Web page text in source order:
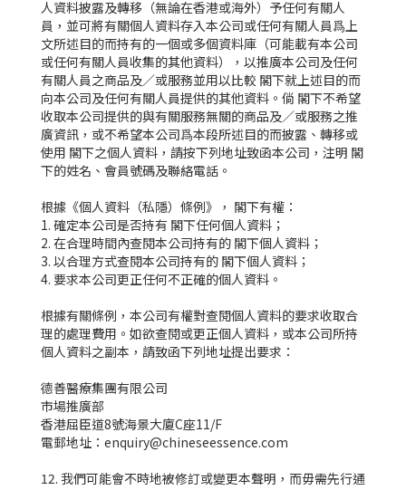
人資料披露及轉移（無論在香港或海外）予任何有關人
員，並可將有關個人資料存入本公司或任何有關人員爲上
文所述目的而持有的一個或多個資料庫（可能載有本公司
或任何有關人員收集的其他資料），以推廣本公司及任何
有關人員之商品及／或服務並用以比較 閣下就上述目的而
向本公司及任何有關人員提供的其他資料。倘 閣下不希望
收取本公司提供的與有關服務無關的商品及／或服務之推
廣資訊，或不希望本公司爲本段所述目的而披露、轉移或
使用 閣下之個人資料，請按下列地址致函本公司，注明 閣
下的姓名、會員號碼及聯絡電話。
根據《個人資料（私隱）條例》， 閣下有權：
1. 確定本公司是否持有 閣下任何個人資料；
2. 在合理時間內查閱本公司持有的 閣下個人資料；
3. 以合理方式查閱本公司持有的 閣下個人資料；
4. 要求本公司更正任何不正確的個人資料。
根據有關條例，本公司有權對查閱個人資料的要求收取合
理的處理費用。如欲查閱或更正個人資料，或本公司所持
個人資料之副本，請致函下列地址提出要求：
德善醫療集團有限公司
市場推廣部
香港屈臣道8號海景大廈C座11/F
電郵地址： enquiry@chineseessence.com
12. 我們可能會不時地被修訂或變更本聲明，而毋需先行通